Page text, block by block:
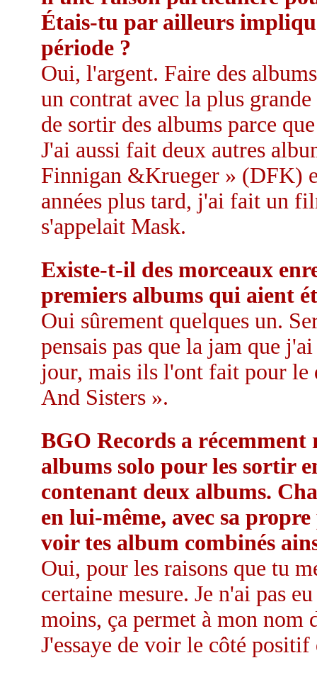
Étais-tu par ailleurs
période ?
Oui, l'argent. Faire des
un contrat avec la plus
de sortir des albums parce
J'ai aussi fait deux autres
Finnigan &Krueger » (DFK)
années plus tard, j'ai fait un
s'appelait Mask.
Existe-t-il des morceaux
premiers albums qui aient
Oui sûrement quelques un.
pensais pas que la jam que
jour, mais ils l'ont fait pour le
And Sisters ».
BGO Records a récemment
albums solo pour les sortir
contenant deux albums.
en lui-même, avec sa
voir tes album combinés
Oui, pour les raisons que tu
certaine mesure. Je n'ai pas
moins, ça permet à mon nom
J'essaye de voir le côté positif